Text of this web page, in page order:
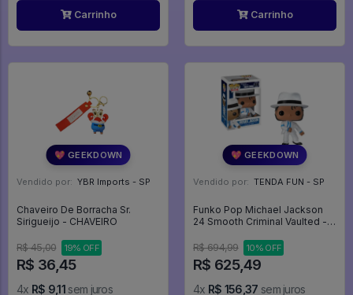
Carrinho Carrinho
💖 GEEKDOWN
Vendido por: YBR Imports - SP
Chaveiro De Borracha Sr.
Sirigueijo - CHAVEIRO
R$ 45,00 19% OFF
R$ 36,45
4x R$ 9,11 sem juros
💖 GEEKDOWN
Vendido por: TENDA FUN - SP
Funko Pop Michael Jackson
24 Smooth Criminal Vaulted -
- FUNKO POP #24
R$ 694,99 10% OFF
R$ 625,49
4x R$ 156,37 sem juros